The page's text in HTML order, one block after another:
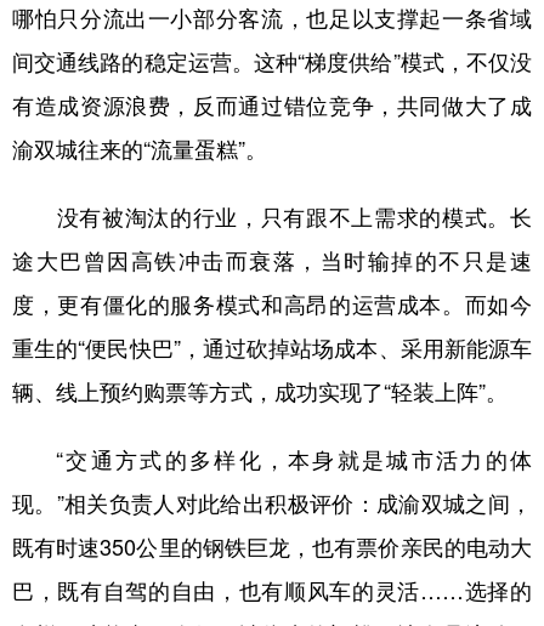
哪怕只分流出一小部分客流，也足以支撑起一条省域
间交通线路的稳定运营。这种“梯度供给”模式，不仅没
有造成资源浪费，反而通过错位竞争，共同做大了成
渝双城往来的“流量蛋糕”。
没有被淘汰的行业，只有跟不上需求的模式。长
途大巴曾因高铁冲击而衰落，当时输掉的不只是速
度，更有僵化的服务模式和高昂的运营成本。而如今
重生的“便民快巴”，通过砍掉站场成本、采用新能源车
辆、线上预约购票等方式，成功实现了“轻装上阵”。
“交通方式的多样化，本身就是城市活力的体
现。”相关负责人对此给出积极评价：成渝双城之间，
既有时速350公里的钢铁巨龙，也有票价亲民的电动大
巴，既有自驾的自由，也有顺风车的灵活……选择的